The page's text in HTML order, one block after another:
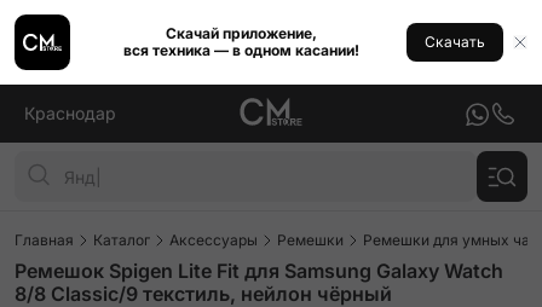
Скачай приложение,
вся техника — в одном касании!
Скачать
Краснодар
Главная Каталог Аксессуары Ремешки Ремешки для умных
Ремешок Spigen Lite Fit для Samsung Galaxy Watch
8/8 Classic/9 текстиль, нейлон чёрный